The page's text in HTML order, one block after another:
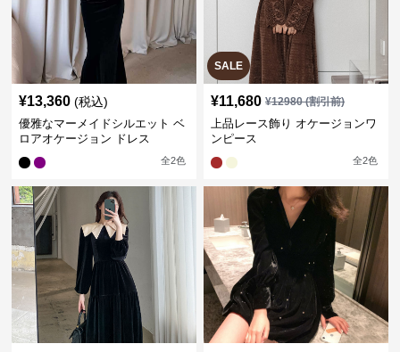
¥13,360 (税込)
優雅なマーメイドシルエット ベ
ロアオケージョン ドレス
全2色
SALE
¥11,680 ¥12980(割引前)
上品レース飾り オケージョンワ
ンピース
全2色